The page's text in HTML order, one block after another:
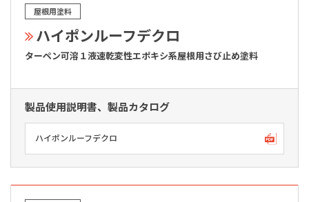
屋根用塗料
ハイポンルーフデクロ
ターペン可溶１液速乾変性エポキシ系屋根用さび止め塗料
製品使用説明書、製品カタログ
ハイポンルーフデクロ